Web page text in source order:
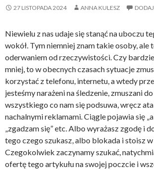
27 LISTOPADA 2024 ANNA KULESZ
Niewielu z nas udaje się stanąć na uboczu
wokół. Tym niemniej znam takie osoby, ale
oderwaniem od rzeczywistości. Czy
mniej, to w obecnych czasach sytuacje
korzystać z telefonu, internetu, a wtedy
jesteśmy narażeni na śledzenie, zmuszani
wszystkiego co nam się podsuwa, wręcz
nachalnymi reklamami. Ciągle pojawia się
„zgadzam się” etc. Albo wyrażasz zgodę i
tego czego szukasz, albo blokada i stoisz w
Czegokolwiek zaczynamy szukać,
ofertę tego artykułu na swojej poczcie i